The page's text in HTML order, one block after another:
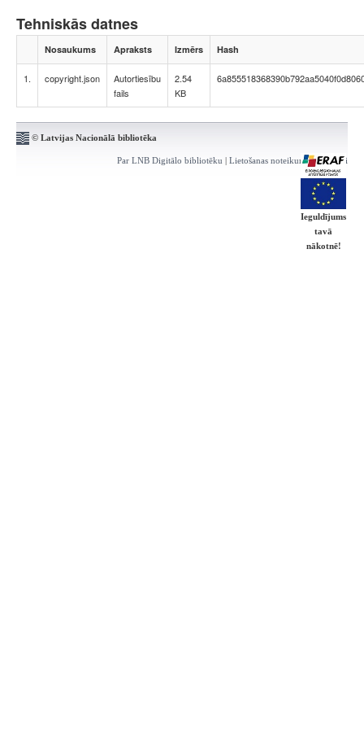
Tehniskās datnes
Nosaukums Apraksts Izmērs Hash
1. copyright.json
Autortiesību
fails
2.54
KB
© Latvijas Nacionālā bibliotēka
Par LNB Digitālo bibliotēku | Lietošanas noteikumi | Kontakti
Ieguldījums
tavā
nākotnē!